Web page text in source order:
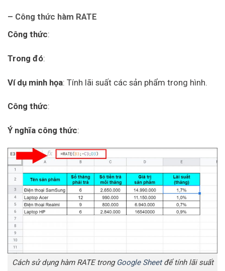
– Công thức hàm RATE
Công thức:
Trong đó:
Ví dụ minh họa: Tính lãi suất các sản phẩm trong hình.
Công thức:
Ý nghĩa công thức:
Cách sử dụng hàm RATE trong Google Sheetđể tính lãi suất